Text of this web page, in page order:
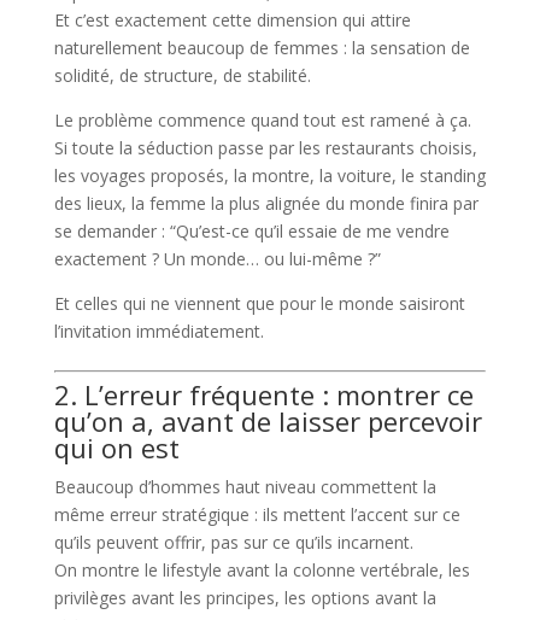
Et c’est exactement cette dimension qui attire
naturellement beaucoup de femmes : la sensation de
solidité, de structure, de stabilité.
Le problème commence quand tout est ramené à ça.
Si toute la séduction passe par les restaurants choisis,
les voyages proposés, la montre, la voiture, le standing
des lieux, la femme la plus alignée du monde finira par
se demander : “Qu’est-ce qu’il essaie de me vendre
exactement ? Un monde… ou lui-même ?”
Et celles qui ne viennent que pour le monde saisiront
l’invitation immédiatement.
2. L’erreur fréquente : montrer ce
qu’on a, avant de laisser percevoir
qui on est
Beaucoup d’hommes haut niveau commettent la
même erreur stratégique : ils mettent l’accent sur ce
qu’ils peuvent offrir, pas sur ce qu’ils incarnent.
On montre le lifestyle avant la colonne vertébrale, les
privilèges avant les principes, les options avant la